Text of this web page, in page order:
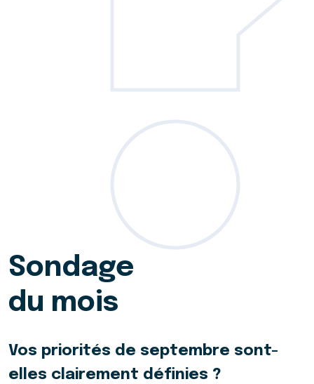
Sondage
du mois
Vos priorités de septembre sont-
elles clairement définies ?